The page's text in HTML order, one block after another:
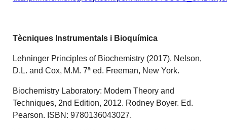
Tècniques Instrumentals i Bioquímica
Lehninger Principles of Biochemistry (2017). Nelson,
D.L. and Cox, M.M. 7ª ed. Freeman, New York.
Biochemistry Laboratory: Modern Theory and
Techniques, 2nd Edition, 2012. Rodney Boyer. Ed.
Pearson. ISBN: 9780136043027.